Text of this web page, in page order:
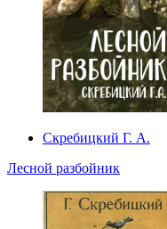
Скребицкий Г. А.
Лесной разбойник